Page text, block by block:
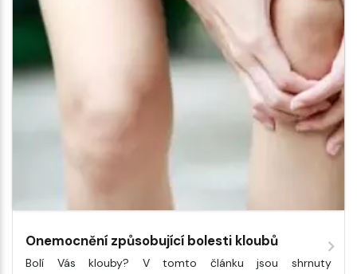
Onemocnění způsobující bolesti kloubů
Bolí Vás klouby? V tomto článku jsou shrnuty